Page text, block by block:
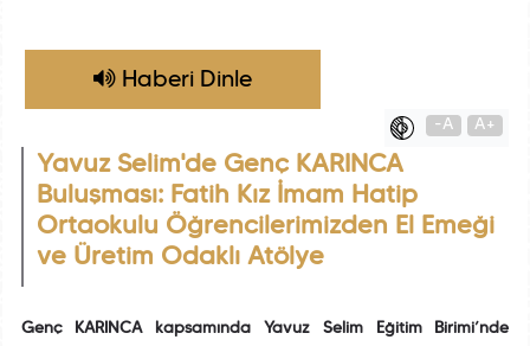
Haberi Dinle
-A A+
Yavuz Selim'de Genç KARINCA
Buluşması: Fatih Kız İmam Hatip
Ortaokulu Öğrencilerimizden El Emeği
ve Üretim Odaklı Atölye
Genç KARINCA kapsamında Yavuz Selim Eğitim Birimi’nde